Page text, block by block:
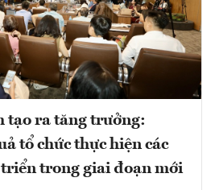
tạo ra tăng trưởng:
tổ chức thực hiện các
trong giai đoạn mới